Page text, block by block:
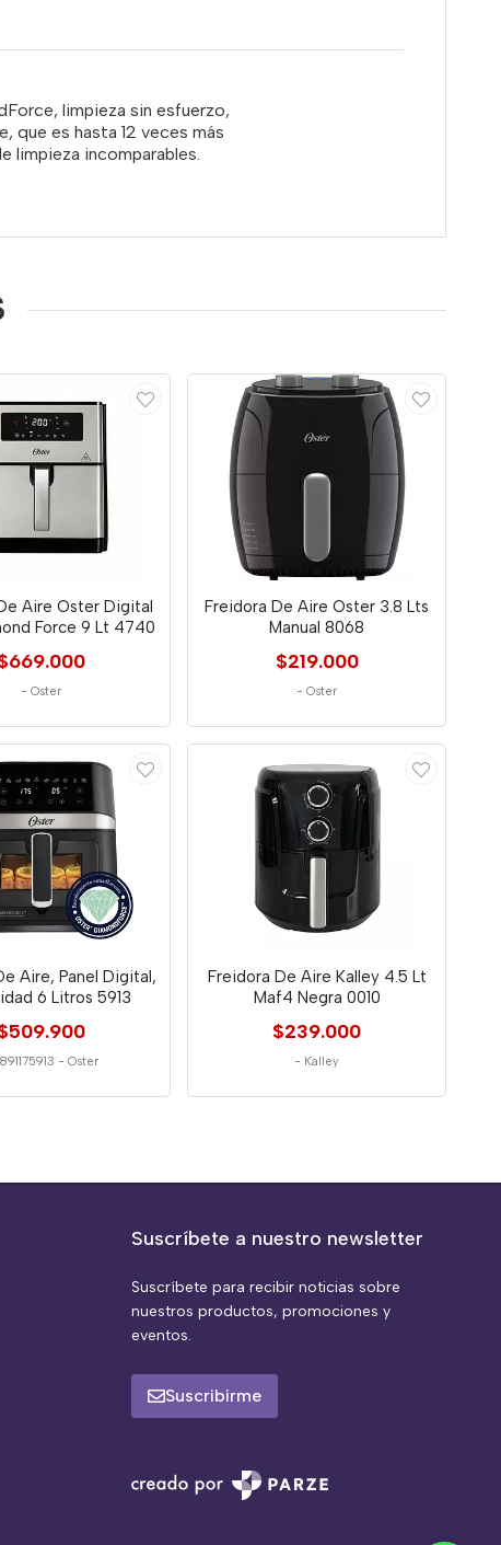
limpieza sin esfuerzo,
que es hasta 12 veces más
limpieza incomparables.
Aire Oster Digital
Force 9 Lt 4740
-Oster
Freidora De Aire Oster 3.8 Lts
Manual 8068
$219.000
-Oster
Aire, Panel Digital,
6 Litros 5913
-Oster
Freidora De Aire Kalley 4.5 Lt
Maf4 Negra 0010
$239.000
- Kalley
Suscríbete a nuestro newsletter
Suscríbete para recibir noticias sobre
nuestros productos, promociones y
eventos.
Suscribirme